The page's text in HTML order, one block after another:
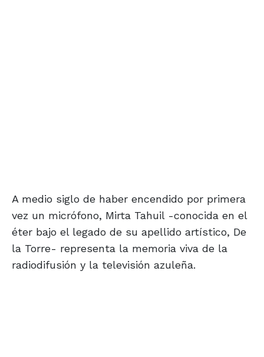
A medio siglo de haber encendido por primera
vez un micrófono, Mirta Tahuil -conocida en el
éter bajo el legado de su apellido artístico, De
la Torre- representa la memoria viva de la
radiodifusión y la televisión azuleña.